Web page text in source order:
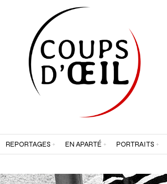
REPORTAGES EN APARTÉ PORTRAITS